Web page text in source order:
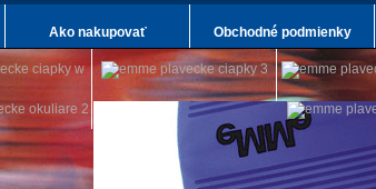
Ako nakupovať Obchodné podmienky